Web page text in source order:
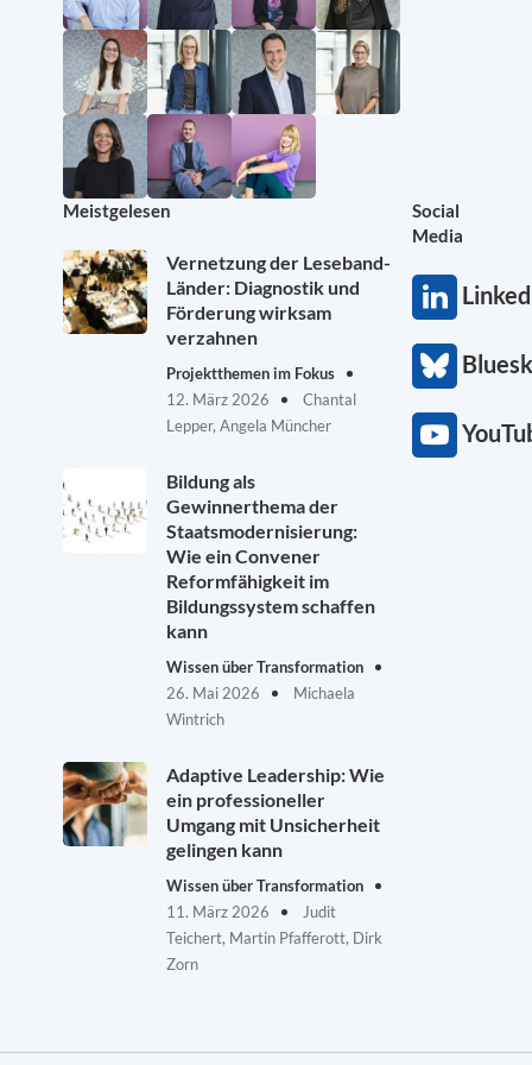
Meistgelesen
Vernetzung der Leseband-
Länder: Diagnostik und
Förderung wirksam
verzahnen
Projektthemen im Fokus
12. März 2026
Chantal
Lepper, Angela Müncher
Bildung als
Gewinnerthema der
Staatsmodernisierung:
Wie ein Convener
Reformfähigkeit im
Bildungssystem schaffen
kann
Wissen über Transformation
26. Mai 2026
Michaela
Wintrich
Adaptive Leadership: Wie
ein professioneller
Umgang mit Unsicherheit
gelingen kann
Wissen über Transformation
11. März 2026
Judit
Teichert, Martin Pfafferott, Dirk
Zorn
Social
Media